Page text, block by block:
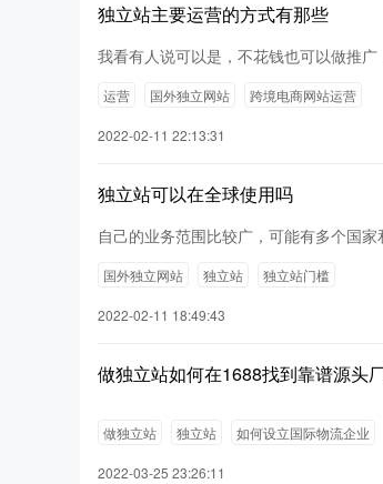
独立站主要运营的方式有那些
我看有人说可以是，不花钱也可以做推
运营 国外独立网站 跨境电商网站运营
2022-02-11 22:13:31
独立站可以在全球使用吗
自己的业务范围比较广，可能有多个国
国外独立网站 独立站 独立站门槛
2022-02-11 18:49:43
做独立站如何在1688找到靠谱源头
做独立站 独立站 如何设立国际物流企业
2022-03-25 23:26:11